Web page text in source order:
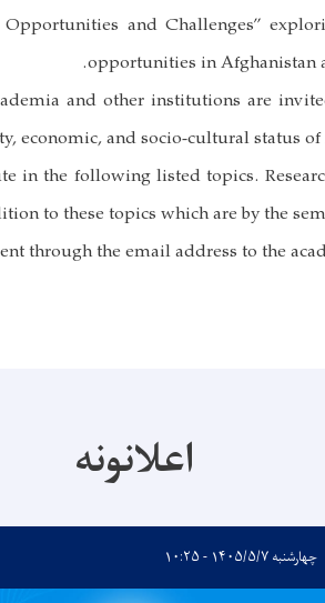
and Challenges”
opportunities in Afghanistan
and other institutions are
economic, and socio-cultural status
in the following listed topics.
to these topics which are by the
through the email address to the
اعلانونه
چهارشنبه ۱۴۰۵/۵/۷ - ۱۰:۲۵